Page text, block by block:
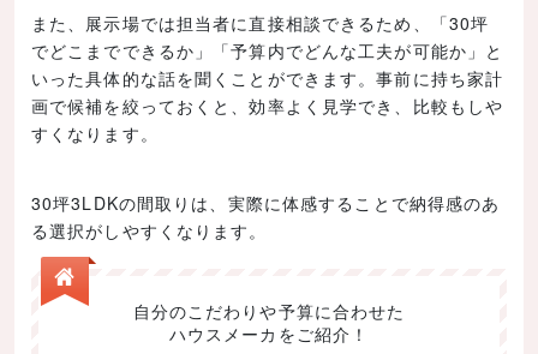
また、展示場では担当者に直接相談できるため、「30坪
でどこまでできるか」「予算内でどんな工夫が可能か」と
いった具体的な話を聞くことができます。事前に持ち家計
画で候補を絞っておくと、効率よく見学でき、比較もしや
すくなります。
30坪3LDKの間取りは、実際に体感することで納得感のあ
る選択がしやすくなります。
自分のこだわりや予算に合わせた
ハウスメーカをご紹介！